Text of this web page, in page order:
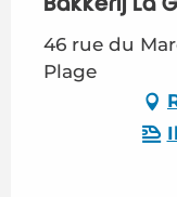
46 rue du
Plage